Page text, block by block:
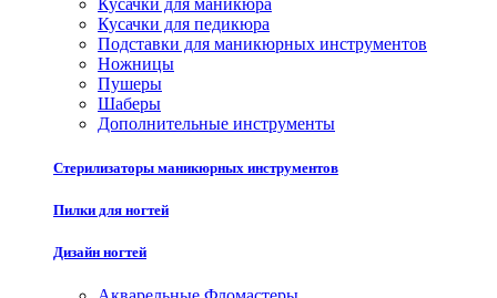
Кусачки для маникюра
Кусачки для педикюра
Подставки для маникюрных инструментов
Ножницы
Пушеры
Шаберы
Дополнительные инструменты
Стерилизаторы маникюрных инструментов
Пилки для ногтей
Дизайн ногтей